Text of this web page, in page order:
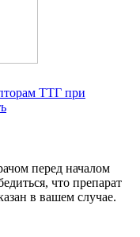
ТТГ при
перед началом
что препарат
в вашем случае.